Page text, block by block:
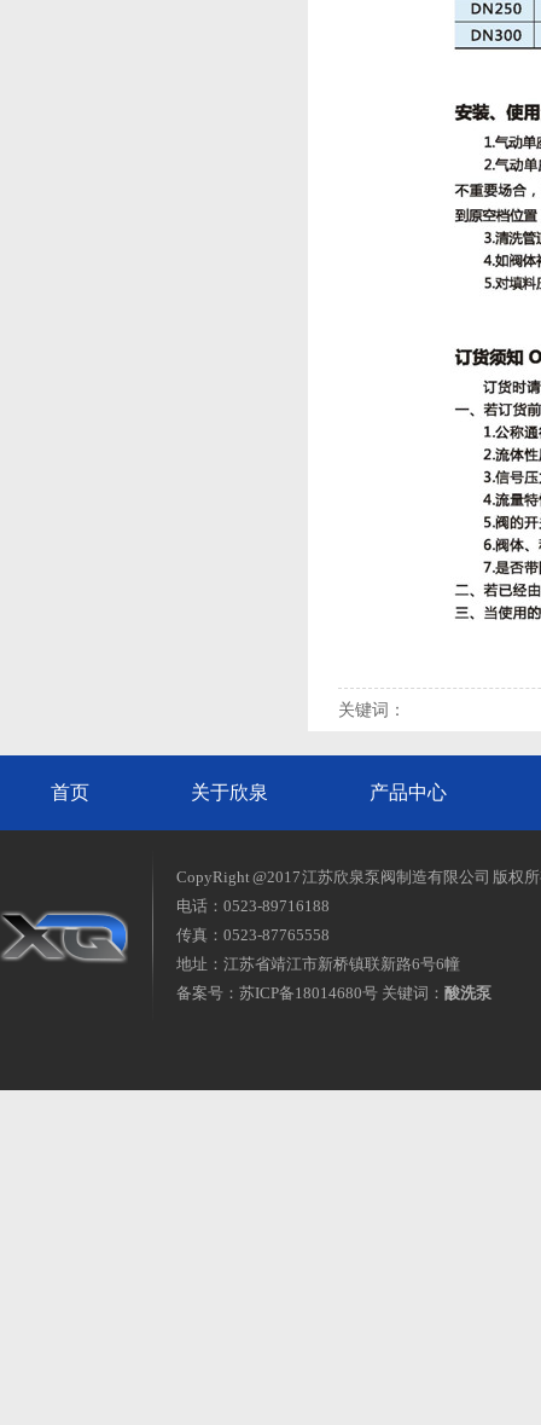
关键词：
首页 关于欣泉 产品中心
CopyRight @2017 江苏欣泉泵阀制造有限公司 版权
电话：0523-89716188
传真：0523-87765558
地址：江苏省靖江市新桥镇联新路6号6幢
备案号： 苏ICP备18014680号 关键词： 酸洗泵